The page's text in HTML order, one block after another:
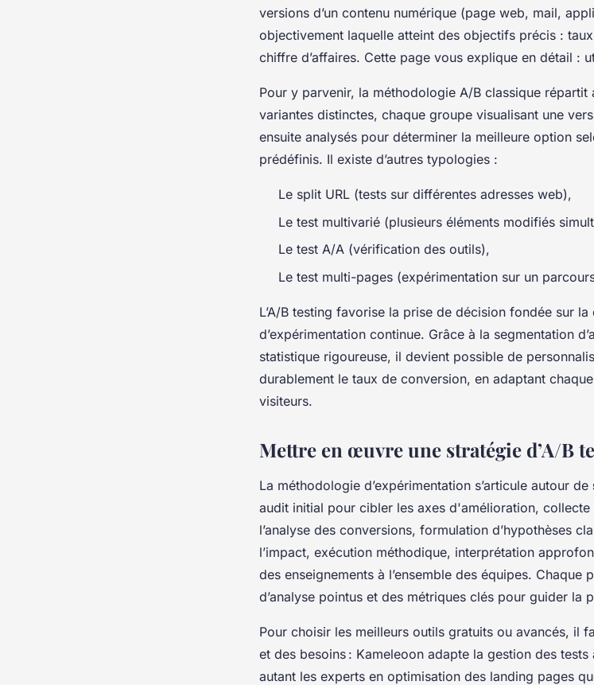
versions d’un contenu numérique (page web, mail,
objectivement laquelle atteint des objectifs précis :
chiffre d’affaires. Cette page vous explique en détail :
Pour y parvenir, la méthodologie A/B classique
variantes distinctes, chaque groupe visualisant une
ensuite analysés pour déterminer la meilleure option
prédéfinis. Il existe d’autres typologies :
Le split URL (tests sur différentes adresses web),
Le test multivarié (plusieurs éléments modifiés
Le test A/A (vérification des outils),
Le test multi-pages (expérimentation sur un
L’A/B testing favorise la prise de décision fondée sur
d’expérimentation continue. Grâce à la segmentation
statistique rigoureuse, il devient possible de
durablement le taux de conversion, en adaptant
visiteurs.
Mettre en œuvre une stratégie d’A/B
La méthodologie d’expérimentation s’articule autour de
audit initial pour cibler les axes d'amélioration,
l’analyse des conversions, formulation d’hypothèses
l’impact, exécution méthodique, interprétation
des enseignements à l’ensemble des équipes. Chaque
d’analyse pointus et des métriques clés pour guider la
Pour choisir les meilleurs outils gratuits ou avancés, il
et des besoins : Kameleoon adapte la gestion des
autant les experts en optimisation des landing pages